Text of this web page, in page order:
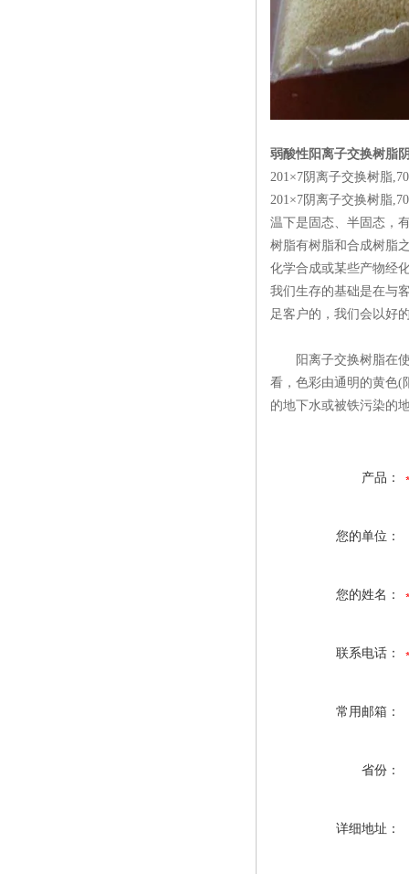
弱酸性阳离子交换树脂
201×7阴离子交换树脂
201×7阴离子交换树脂
温下是固态、半固态，
树脂有树脂和合成树脂
化学合成或某些产物经
我们生存的基础是在与
足客户的，我们会以好
阳离子交换树脂在使
看，色彩由通明的黄色
的地下水或被铁污染的
产品：
您的单位：
您的姓名：
联系电话：
常用邮箱：
省份：
详细地址：